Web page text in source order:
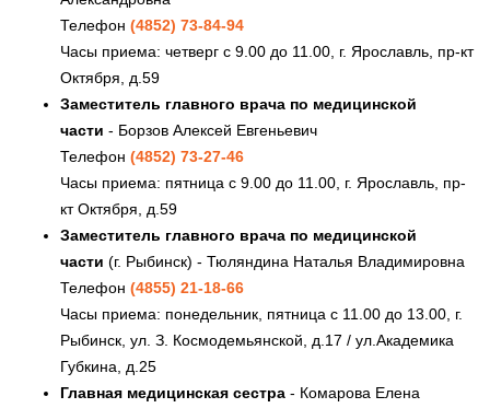
Телефон (4852) 73-84-94
Часы приема: четверг с 9.00 до 11.00, г. Ярославль, пр-кт
Октября, д.59
Заместитель главного врача по медицинской
части - Борзов Алексей Евгеньевич
Телефон (4852) 73-27-46
Часы приема: пятница с 9.00 до 11.00, г. Ярославль, пр-
кт Октября, д.59
Заместитель главного врача по медицинской
части (г. Рыбинск) - Тюляндина Наталья Владимировна
Телефон (4855) 21-18-66
Часы приема: понедельник, пятница с 11.00 до 13.00, г.
Рыбинск, ул. З. Космодемьянской, д.17 / ул.Академика
Губкина, д.25
Главная медицинская сестра - Комарова Елена